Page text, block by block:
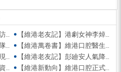
理
【維港老友記】港劇女神李焯寧現身維港口腔擔任一日店長，分享護牙心得
野
【維港萬卷書】維港口腔醫生團隊受邀參與美國登士柏西諾德專題研討 聚焦無牙頜種植修復前沿策略
！
【維港老友記】彭廸安人氣降臨維港口腔任明星一日店長 勁歌熱舞快閃表演點燃全場！
心
【維港新動向】維港口腔正式獲聘為「羅湖區社會醫療機構行業協會監事單位」